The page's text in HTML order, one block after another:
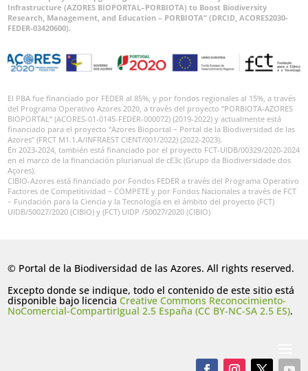
Infrastructure (AZORES BIOPORTAL–PORBIOTA) to Boost Biodiversity
Research, Management, and Education – PORBIOTA” (DRCID, ACORES2030-
FEDER-03420600).
El PBA fue financiado por FEDER al 85%, y por fondos regionales al 15%, a través
del Programa Operativo Azores 2020, a través del proyecto “PORBIOTA-AZORES
BIOPORTAL” (ACORES-01-0145-FEDER-000072) (2019-2022) y actualmente está
financiado para el proyecto “Azores Bioportal – Portal de la Biodiversidad de las
Azores” (FRCT M1.1.A/INFRAEST CIENT/001/2022) (2022-2023).
En 2023-2024, también está financiado por el proyecto FCT-UIDB/00329/2020-2024
en el marco de la financiación plurianual de cE3c (Grupo da Biodiversidade dos
Açores).
CIBIO-Azores está financiado por Fondos FEDER a través del Programa Operativo
Factores de Competitividad – COMPETE y por Fondos Nacionales a través de FCT
– Fundación para la Ciencia y la Tecnología en el ámbito del proyecto (FCT)
UIDB/50027/2020 (CIBIO) y (FCT) UIDP /50027/2020 (CIBIO)
© Portal de la Biodiversidad de las Azores. All rights reserved.
Excepto donde se indique, todo el contenido de este sitio está
disponible bajo licenciaCreative Commons Reconocimiento-
NoComercial-CompartirIgual 2.5 España (CC BY-NC-SA 2.5 ES).